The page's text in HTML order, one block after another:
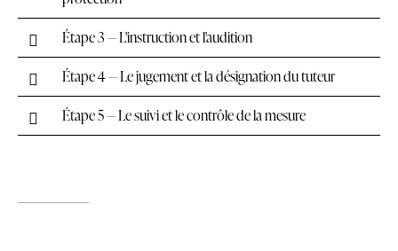
Étape 3 — L'instruction et l'audition
Étape 4 — Le jugement et la désignation du tuteur
Étape 5 — Le suivi et le contrôle de la mesure